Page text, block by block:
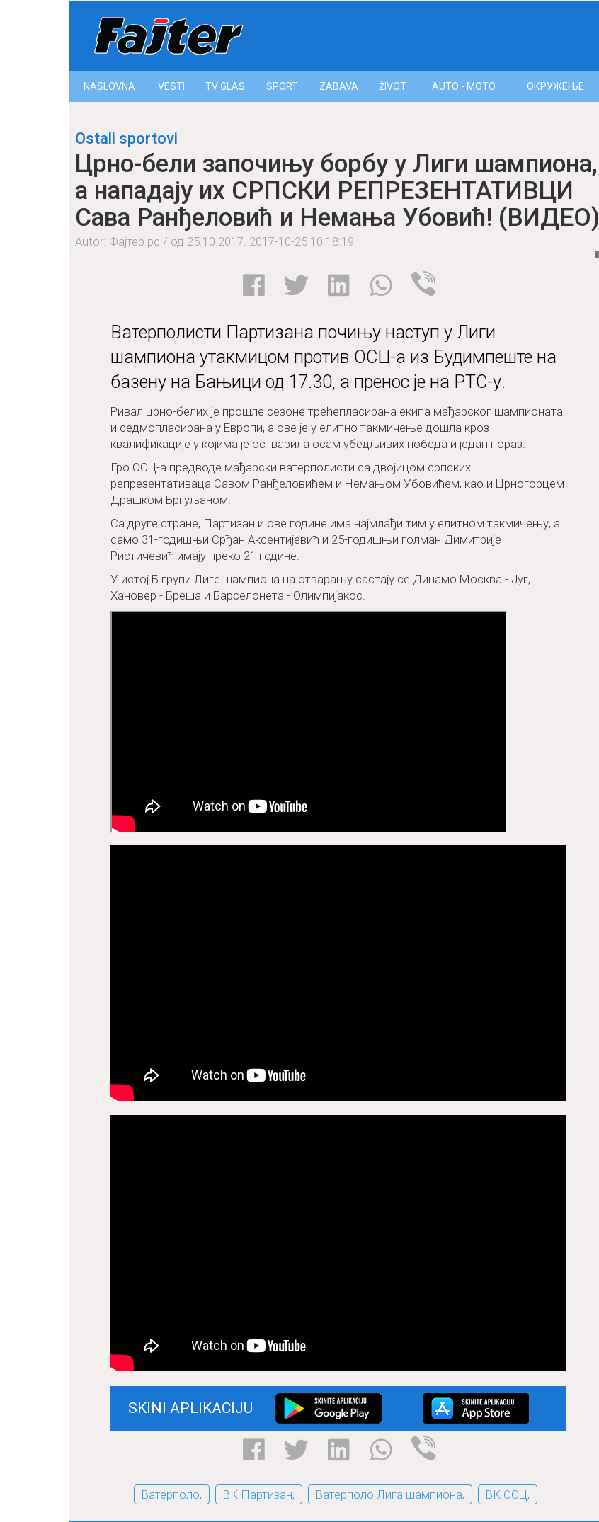
NASLOVNA VESTI ТV GLAS SPORT ZABAVA ŽIVOT AUTO - MOTO ОКРУЖЕЊЕ
Ostali sportovi
Црно-бели започињу борбу у Лиги шампиона,
а нападају их СРПСКИ РЕПРЕЗЕНТАТИВЦИ
Сава Ранђеловић и Немања Убовић! (ВИДЕО)
Autor: Фајтер.рс / од 25.10.2017. 2017-10-25 10:18:19
Ватерполисти Партизана почињу наступ у Лиги
шампиона утакмицом против ОСЦ-а из Будимпеште на
базену на Бањици од 17.30, а пренос је на РТС-у.
Ривал црно-белих је прошле сезоне трећепласирана екипа мађарског шампионата
и седмопласирана у Европи, а ове је у елитно такмичење дошла кроз
квалификације у којима је остварила осам убедљивих победа и један пораз.
Гро ОСЦ-а предводе мађарски ватерполисти са двојицом српских
репрезентативаца Савом Ранђеловићем и Немањом Убовићем, као и Црногорцем
Драшком Бргуљаном.
Са друге стране, Партизан и ове године има најмлађи тим у елитном такмичењу, а
само 31-годишњи Срђан Аксентијевић и 25-годишњи голман Димитрије
Ристичевић имају преко 21 године.
У истој Б групи Лиге шампиона на отварању састају се Динамо Москва - Југ,
Хановер - Бреша и Барселонета - Олимпијакос.
SKINI APLIKACIJU
Ватерполо, ВК Партизан, Ватерполо Лига шампиона, ВК ОСЦ,